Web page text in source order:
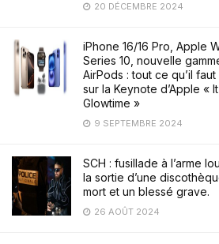
20 DÉCEMBRE 2024
iPhone 16/16 Pro, Apple
Series 10, nouvelle
AirPods : tout ce qu’il
sur la Keynote d’Apple «
Glowtime »
9 SEPTEMBRE 2024
SCH : fusillade à l’arme
la sortie d’une
mort et un blessé grave.
26 AOÛT 2024